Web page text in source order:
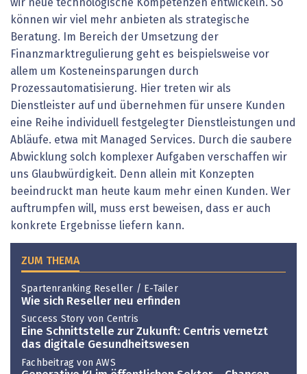
wir neue technologische Kompetenzen entwickeln. So
können wir viel mehr anbieten als strategische
Beratung. Im Bereich der Umsetzung der
Finanzmarktregulierung geht es beispielsweise vor
allem um Kosteneinsparungen durch
Prozessautomatisierung. Hier treten wir als
Dienstleister auf und übernehmen für unsere Kunden
eine Reihe individuell festgelegter Dienstleistungen und
Abläufe. etwa mit Managed Services. Durch die saubere
Abwicklung solch komplexer Aufgaben verschaffen wir
uns Glaubwürdigkeit. Denn allein mit Konzepten
beeindruckt man heute kaum mehr einen Kunden. Wer
auftrumpfen will, muss erst beweisen, dass er auch
konkrete Ergebnisse liefern kann.
ZUM THEMA
Spartenranking Reseller / E-Tailer
Wie sich Reseller neu erfinden
Success Story von Centris
Eine Schnittstelle zur Zukunft: Centris vernetzt
das digitale Gesundheitswesen
Fachbeitrag von AWS